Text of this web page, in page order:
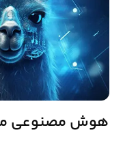
هوش مصنوعی